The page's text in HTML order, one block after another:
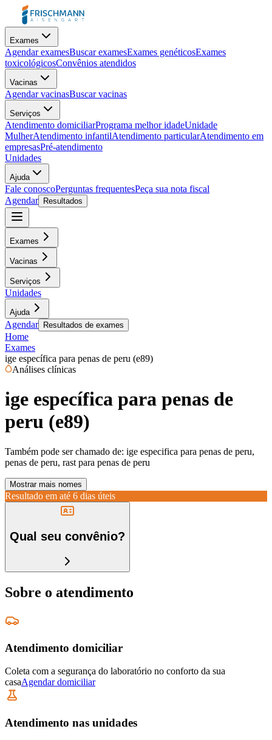
Exames
Agendar examesBuscar examesExames genéticosExames
toxicológicosConvênios atendidos
Vacinas
Agendar vacinasBuscar vacinas
Serviços
Atendimento domiciliarPrograma melhor idadeUnidade
MulherAtendimento infantilAtendimento particularAtendimento em
empresasPré-atendimento
Unidades
Ajuda
Fale conoscoPerguntas frequentesPeça sua nota fiscal
Agendar
Resultados
Exames
Vacinas
Serviços
Unidades
Ajuda
Agendar Resultados de exames
Home
Exames
ige específica para penas de peru (e89)
Análises clínicas
ige específica para penas de
peru (e89)
Também pode ser chamado de: ige especifica para penas de peru,
penas de peru, rast para penas de peru
Mostrar mais nomes
Resultado em até 6 dias úteis
Qual seu convênio?
Sobre o atendimento
Atendimento domiciliar
Coleta com a segurança do laboratório no conforto da sua
casaAgendar domiciliar
Atendimento nas unidades